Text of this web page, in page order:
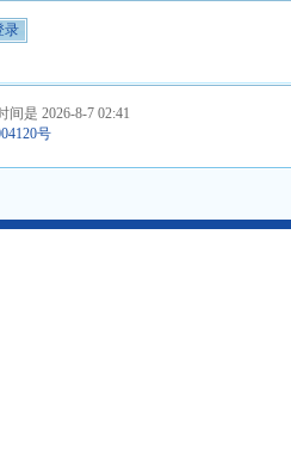
是 2026-8-7 02:41
号